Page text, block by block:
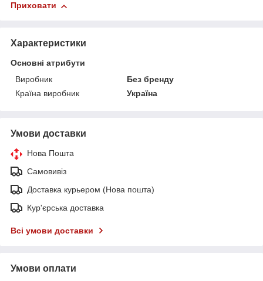
Приховати
Характеристики
Основні атрибути
Виробник
Без бренду
Країна виробник
Україна
Умови доставки
Нова Пошта
Самовивіз
Доставка курьером (Нова пошта)
Кур'єрська доставка
Всі умови доставки
Умови оплати